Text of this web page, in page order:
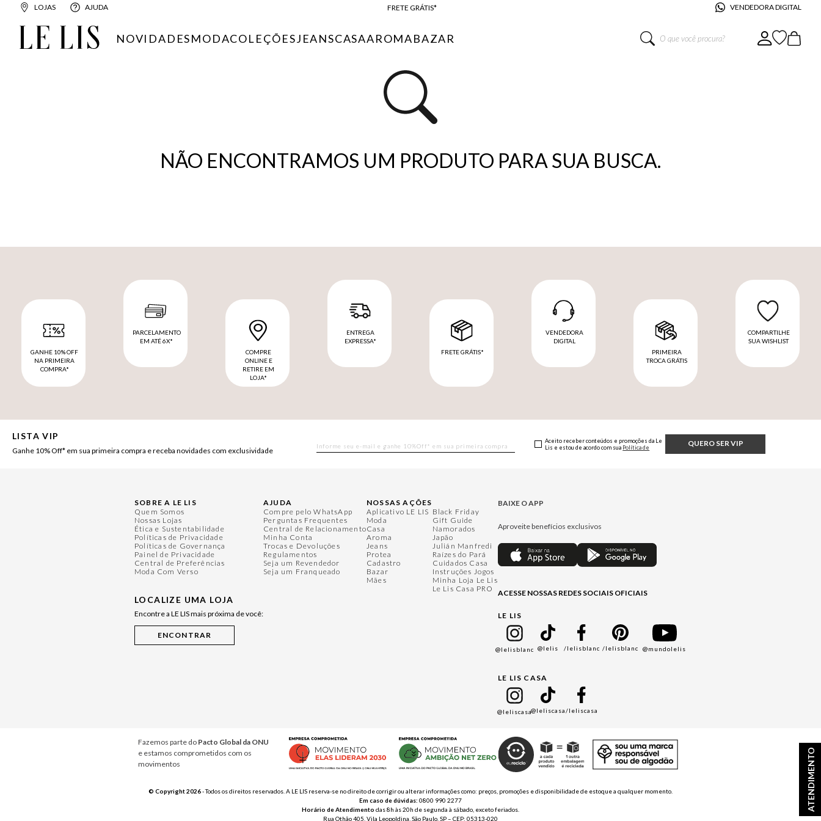
LOJAS AJUDA
FRETE GRÁTIS*
10% OFF NA PRIMEIRA COMPRA*
VENDEDORA DIGITAL
ATENDIMENTO
NOVIDADESMODACOLEÇÕESJEANSCASAAROMABAZAR
O que você procura?
NÃO ENCONTRAMOS UM PRODUTO PARA SUA BUSCA.
GANHE 10% OFF
NA PRIMEIRA
COMPRA*
PARCELAMENTO
EM ATÉ 6X*
COMPRE
ONLINE E
RETIRE EM
LOJA*
ENTREGA
EXPRESSA*
FRETE GRÁTIS*
VENDEDORA
DIGITAL
PRIMEIRA
TROCA GRÁTIS
COMPARTILHE
SUA WISHLIST
LISTA VIP
Ganhe 10% Off* em sua primeira compra e receba novidades com exclusividade
QUERO SER VIP
Aceito receber conteúdos e promoções da Le
Lis e estou de acordo com sua Política de
SOBRE A LE LIS
Quem Somos
Nossas Lojas
Ética e Sustentabilidade
Políticas de Privacidade
Políticas de Governança
Painel de Privacidade
Central de Preferências
Moda Com Verso
LOCALIZE UMA LOJA
Encontre a LE LIS mais próxima de você:
AJUDA
Compre pelo WhatsApp
Perguntas Frequentes
Central de Relacionamento
Minha Conta
Trocas e Devoluções
Regulamentos
Seja um Revendedor
Seja um Franqueado
NOSSAS AÇÕES
Aplicativo LE LIS
Moda
Casa
Aroma
Jeans
Protea
Cadastro
Bazar
Mães
Black Friday
Gift Guide
Namorados
Japão
Julián Manfredi
Raízes do Pará
Cuidados Casa
Instruções Jogos
Minha Loja Le Lis
Le Lis Casa PRO
BAIXE O APP
Aproveite benefícios exclusivos
ACESSE NOSSAS REDES SOCIAIS OFICIAIS
LE LIS
@lelisblanc @lelis /lelisblanc /lelisblanc @mundolelis
LE LIS CASA
@leliscasa@leliscasa/leliscasa
Fazemos parte do Pacto Global da ONU
e estamos comprometidos com os
movimentos
© Copyright 2026- Todos os direitos reservados. A LE LIS reserva-se no direito de corrigir ou alterar informações como: preços, promoções e disponibilidade de estoque a qualquer momento.
Em caso de dúvidas: 0800 990 2277
Horário de Atendimento das 8h às 20h de segunda à sábado, exceto feriados.
Rua Othão 405, Vila Leopoldina, São Paulo, SP – CEP: 05313-020